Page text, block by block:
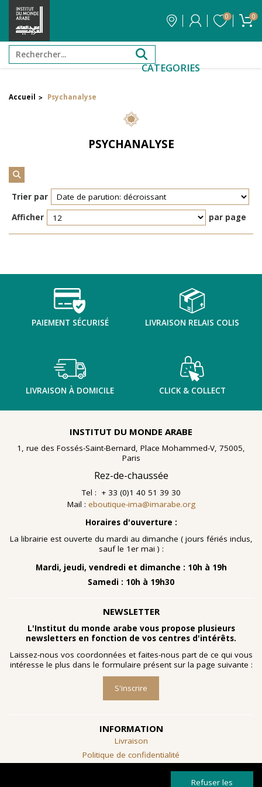
0 0
CATEGORIES
Filtrer par attribut
Réinitialiser les filtres
TENTER L'ART POUR SOIGNER
En 2021, le musée de l'IMA reçoit une généreuse donation
: un ensemble d'archives, de céramiques peintes et de
nombreuses planches dessinées à la gouache, exécutées
à la fin des année 1960 au cours d'ateliers de
menés à l'hôpital psychiatrique de Blida-
emblématique de Frantz Fanon.
Accueil > Psychanalyse
PSYCHANALYSE
Trier par
Afficher
par page
PAIEMENT SÉCURISÉ LIVRAISON RELAIS COLIS
LIVRAISON À DOMICILE CLICK & COLLECT
INSTITUT DU MONDE ARABE
1, rue des Fossés-Saint-Bernard, Place Mohammed-V, 75005,
Paris
Rez-de-chaussée
Tel : + 33 (0)1 40 51 39 30
Mail : eboutique-ima@imarabe.org
Horaires d'ouverture :
La librairie est ouverte du mardi au dimanche ( jours fériés inclus,
sauf le 1er mai ) :
Mardi, jeudi, vendredi et dimanche : 10h à 19h
Samedi : 10h à 19h30
NEWSLETTER
L'Institut du monde arabe vous propose plusieurs
newsletters en fonction de vos centres d'intérêts.
Laissez-nous vos coordonnées et faites-nous part de ce qui vous
intéresse le plus dans le formulaire présent sur la page suivante :
S'inscrire
INFORMATION
Livraison
Politique de confidentialité
Refuser les